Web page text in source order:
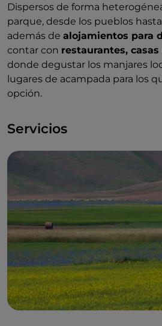
Dispersos de forma
parque, desde los pueblos
además de alojamientos para
contar con restaurantes,
donde degustar los manjares
lugares de acampada para los
opción.
Servicios